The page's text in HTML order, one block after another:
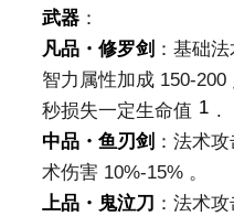
武器：
凡品・修罗剑 ：基础
智力属性加成 150-
秒损失一定生命值 1 .
中品・鱼刃剑 ：法术
术伤害 10%-15% 。
上品・鬼泣刀 ：法术